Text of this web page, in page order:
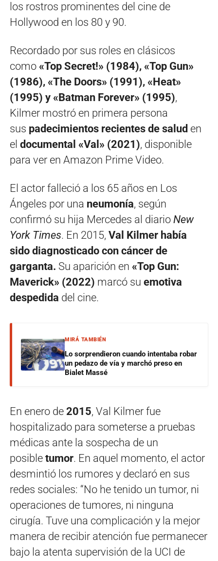
los rostros prominentes del cine de
Hollywood en los 80 y 90.
Recordado por sus roles en clásicos
como «Top Secret!» (1984), «Top Gun»
(1986), «The Doors» (1991), «Heat»
(1995) y «Batman Forever» (1995),
Kilmer mostró en primera persona
sus padecimientos recientes de salud en
el documental «Val» (2021), disponible
para ver en Amazon Prime Video.
El actor falleció a los 65 años en Los
Ángeles por una neumonía, según
confirmó su hija Mercedes al diario New
York Times. En 2015, Val Kilmer había
sido diagnosticado con cáncer de
garganta. Su aparición en «Top Gun:
Maverick» (2022) marcó su emotiva
despedida del cine.
MIRÁ TAMBIÉN
Lo sorprendieron cuando intentaba robar
un pedazo de vía y marchó preso en
Bialet Massé
En enero de 2015, Val Kilmer fue
hospitalizado para someterse a pruebas
médicas ante la sospecha de un
posible tumor. En aquel momento, el actor
desmintió los rumores y declaró en sus
redes sociales: “No he tenido un tumor, ni
operaciones de tumores, ni ninguna
cirugía. Tuve una complicación y la mejor
manera de recibir atención fue permanecer
bajo la atenta supervisión de la UCI de